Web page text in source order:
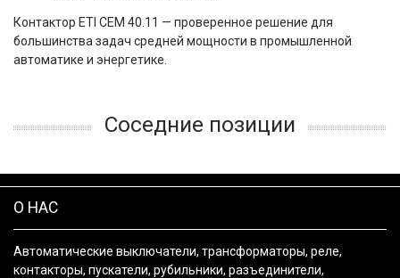
Контактор ETI CEM 40.11 — проверенное решение для
большинства задач средней мощности в промышленной
автоматике и энергетике.
Соседние позиции
О НАС
Автоматические выключатели, трансформаторы, реле,
контакторы, пускатели, рубильники, разъединители,